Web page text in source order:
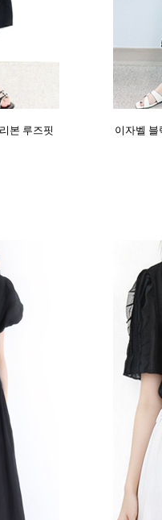
본 루즈핏
이자벨